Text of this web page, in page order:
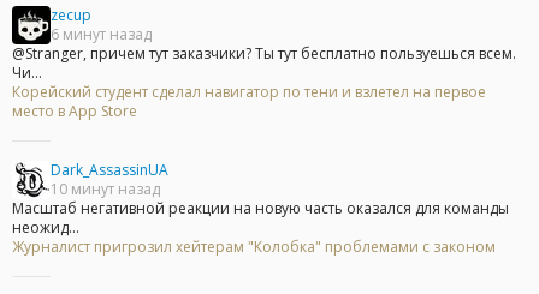
zecup
6 минут назад
@Stranger, причем тут заказчики? Ты тут бесплатно пользуешься всем.
Чи...
Корейский студент сделал навигатор по тени и взлетел на первое
место в App Store
Dark_AssassinUA
10 минут назад
Масштаб негативной реакции на новую часть оказался для команды
неожид...
Журналист пригрозил хейтерам "Колобка" проблемами с законом